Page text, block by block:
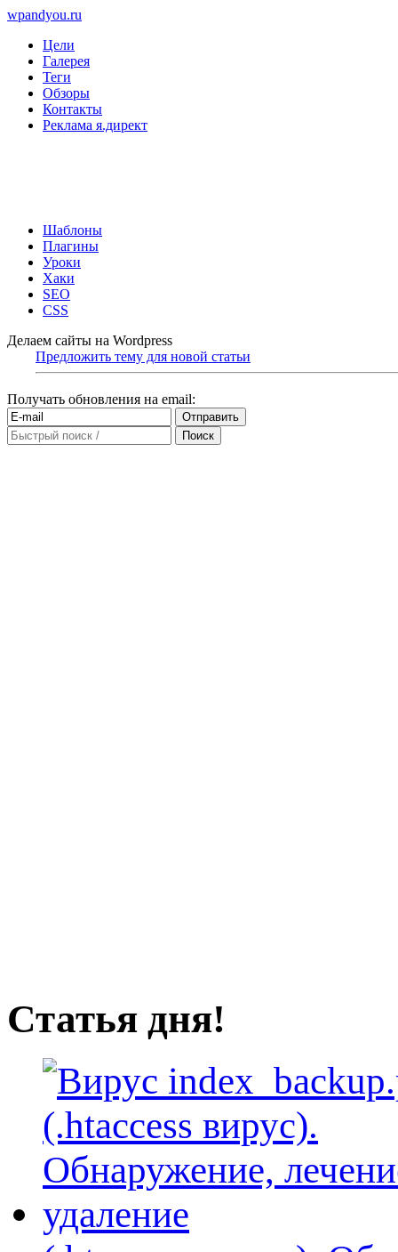
wpandyou.ru
Цели
Галерея
Теги
Обзоры
Контакты
Реклама я.директ
Шаблоны
Плагины
Уроки
Хаки
SEO
CSS
Делаем сайты на Wordpress
Предложить тему для новой статьи
Получать обновления на email:
Статья дня!